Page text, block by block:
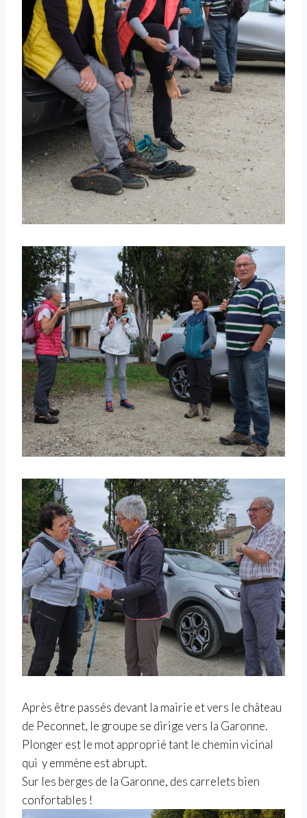
Après être passés devant la mairie et vers le château
de Peconnet, le groupe se dirige vers la Garonne.
Plonger est le mot approprié tant le chemin vicinal
qui y emmène est abrupt.
Sur les berges de la Garonne, des carrelets bien
confortables !